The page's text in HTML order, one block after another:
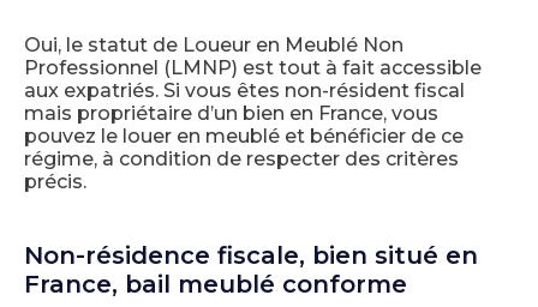
Oui, le statut de Loueur en Meublé Non
Professionnel (LMNP) est tout à fait accessible
aux expatriés. Si vous êtes non-résident fiscal
mais propriétaire d’un bien en France, vous
pouvez le louer en meublé et bénéficier de ce
régime, à condition de respecter des critères
précis.
Non-résidence fiscale, bien situé en
France, bail meublé conforme